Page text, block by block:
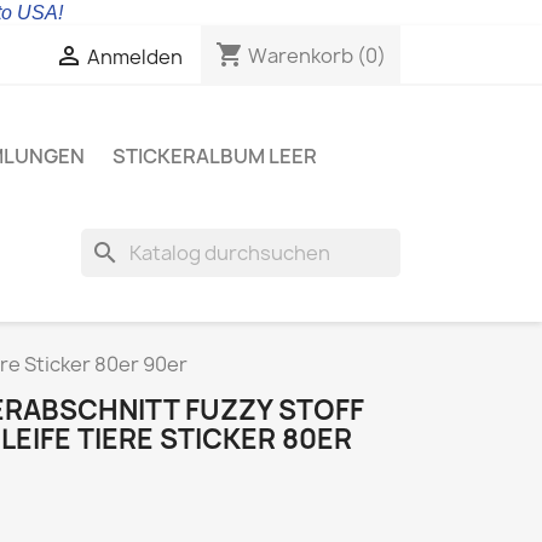
USA!
 Anmelden shopping_cart Warenkorb (0)
STICKERALBUM LEER
search
Sticker 80er 90er
FUZZY STOFF
TIERE STICKER 80ER